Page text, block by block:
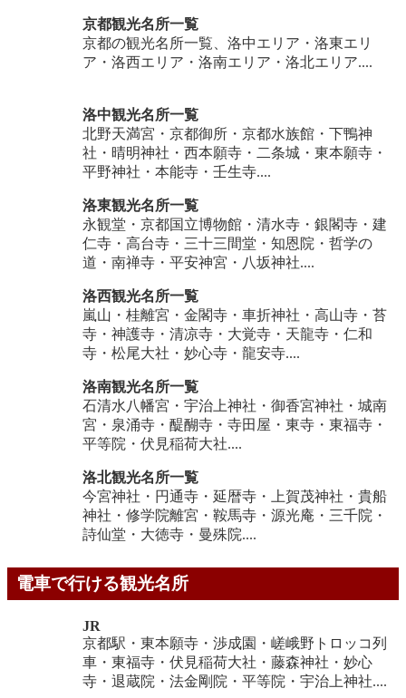
京都観光名所一覧
京都の観光名所一覧、洛中エリア・洛東エリ
ア・洛西エリア・洛南エリア・洛北エリア....
洛中観光名所一覧
北野天満宮・京都御所・京都水族館・下鴨神
社・晴明神社・西本願寺・二条城・東本願寺・
平野神社・本能寺・壬生寺....
洛東観光名所一覧
永観堂・京都国立博物館・清水寺・銀閣寺・建
仁寺・高台寺・三十三間堂・知恩院・哲学の
道・南禅寺・平安神宮・八坂神社....
洛西観光名所一覧
嵐山・桂離宮・金閣寺・車折神社・高山寺・苔
寺・神護寺・清凉寺・大覚寺・天龍寺・仁和
寺・松尾大社・妙心寺・龍安寺....
洛南観光名所一覧
石清水八幡宮・宇治上神社・御香宮神社・城南
宮・泉涌寺・醍醐寺・寺田屋・東寺・東福寺・
平等院・伏見稲荷大社....
洛北観光名所一覧
今宮神社・円通寺・延暦寺・上賀茂神社・貴船
神社・修学院離宮・鞍馬寺・源光庵・三千院・
詩仙堂・大徳寺・曼殊院....
電車で行ける観光名所
JR
京都駅・東本願寺・渉成園・嵯峨野トロッコ列
車・東福寺・伏見稲荷大社・藤森神社・妙心
寺・退蔵院・法金剛院・平等院・宇治上神社....